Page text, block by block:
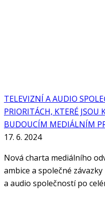
TELEVIZNÍ A AUDIO
PRIORITÁCH, KTERÉ JSOU
BUDOUCÍM MEDIÁLNÍM
17. 6. 2024
Nová charta mediálního
ambice a společné
a audio společností po